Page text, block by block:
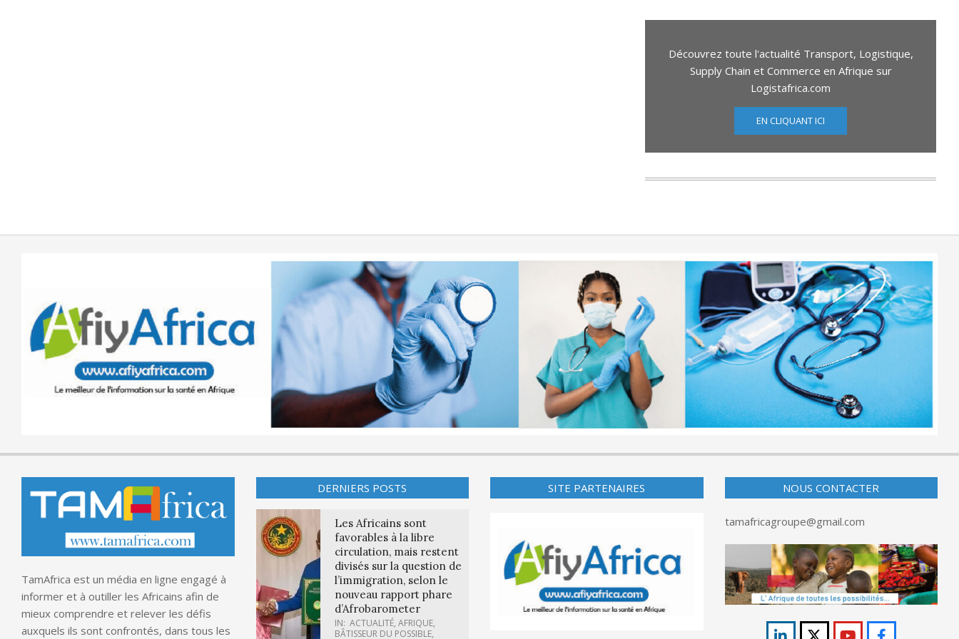
Découvrez toute l'actualité Transport, Logistique,
Supply Chain et Commerce en Afrique sur
Logistafrica.com
EN CLIQUANT ICI
TamAfrica est un média en ligne engagé à
informer et à outiller les Africains afin de
mieux comprendre et relever les défis
auxquels ils sont confrontés, dans tous les
DERNIERS POSTS
Les Africains sont
favorables à la libre
circulation, mais restent
divisés sur la question de
l’immigration, selon le
nouveau rapport phare
d’Afrobarometer
IN: ACTUALITÉ, AFRIQUE,
BÂTISSEUR DU POSSIBLE,
SITE PARTENAIRES NOUS CONTACTER
tamafricagroupe@gmail.com